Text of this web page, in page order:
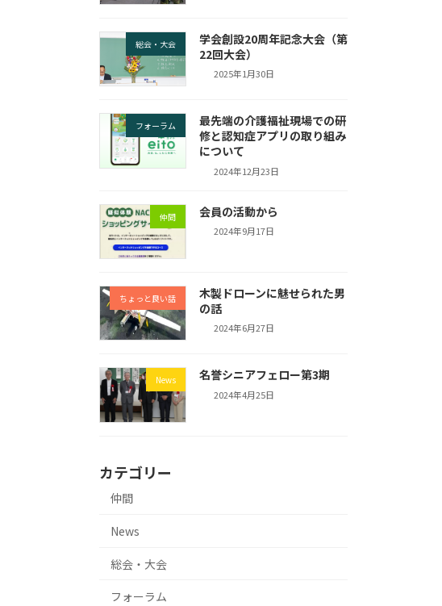
総会・大会
学会創設20周年記念大会（第
22回大会）
2025年1月30日
フォーラム
最先端の介護福祉現場での研
修と認知症アプリの取り組み
について
2024年12月23日
仲間 会員の活動から
2024年9月17日
ちょっと良い話
木製ドローンに魅せられた男
の話
2024年6月27日
News 名誉シニアフェロー第3期
2024年4月25日
カテゴリー
仲間
News
総会・大会
フォーラム